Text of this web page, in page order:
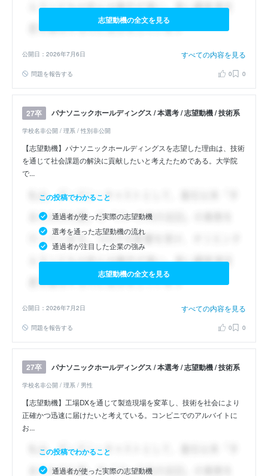
志望動機の全文を見る
公開日：2026年7月6日 すべての内容を見る
問題を報告する 0 0
27卒 パナソニックホールディングス / 本選考 / 志望動機 / 技術系
学校名非公開 / 理系 / 性別非公開
【志望動機】パナソニックホールディングスを志望した理由は、技術
を通じて社会課題の解決に貢献したいと考えたためである。大学院
で...
この投稿でわかること
通過者が使った実際の志望動機
選考を通った志望動機の流れ
通過者が注目した企業の強み
志望動機の全文を見る
公開日：2026年7月2日 すべての内容を見る
問題を報告する 0 0
27卒 パナソニックホールディングス / 本選考 / 志望動機 / 技術系
学校名非公開 / 理系 / 男性
【志望動機】工場DXを通じて製造現場を変革し、技術を社会により
正確かつ迅速に届けたいと考えている。コンビニでのアルバイトに
お...
この投稿でわかること
通過者が使った実際の志望動機